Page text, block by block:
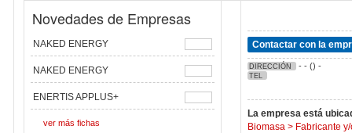
Novedades de Empresas
NAKED ENERGY
NAKED ENERGY
ENERTIS APPLUS+
ver más fichas
Contactar con la
DIRECCIÓN - - () -
TEL
La empresa está
Biomasa > Fabricante